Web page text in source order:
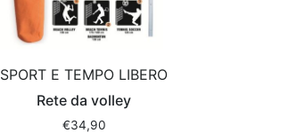
SPORT E TEMPO LIBERO
Rete da volley
€34,90